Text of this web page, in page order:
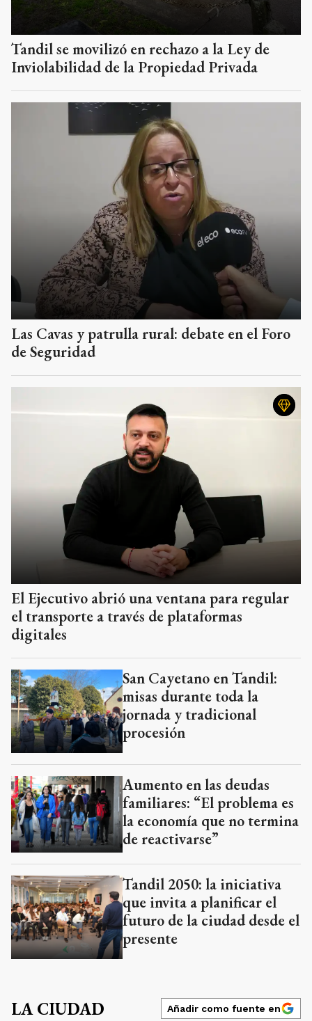
Tandil se movilizó en rechazo a la Ley de
Inviolabilidad de la Propiedad Privada
Las Cavas y patrulla rural: debate en el Foro
de Seguridad
El Ejecutivo abrió una ventana para regular
el transporte a través de plataformas
digitales
San Cayetano en Tandil:
misas durante toda la
jornada y tradicional
procesión
Aumento en las deudas
familiares: “El problema es
la economía que no termina
de reactivarse”
Tandil 2050: la iniciativa
que invita a planificar el
futuro de la ciudad desde el
presente
LA CIUDAD Añadir como fuente en